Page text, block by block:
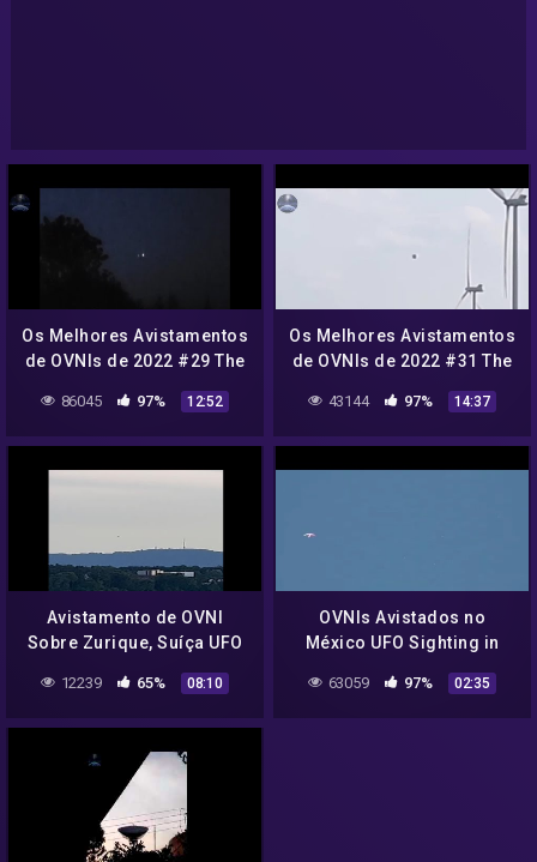
Os Melhores Avistamentos
de OVNIs de 2022 #29 The
#29
86045 97% 12:52
Os Melhores Avistamentos
de OVNIs de 2022 #31 The
#31
43144 97% 14:37
Avistamento de OVNI
Sobre Zurique, Suíça UFO
Switzerland
12239 65% 08:10
OVNIs Avistados no
México UFO Sighting in
63059 97% 02:35